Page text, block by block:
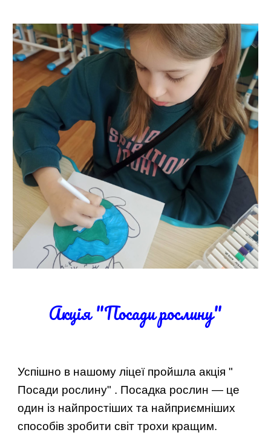
Акція "Посади рослину"
Успішно в нашому ліцеї пройшла акція "
Посади рослину" . Посадка рослин — це
один із найпростіших та найприємніших
способів зробити світ трохи кращим.